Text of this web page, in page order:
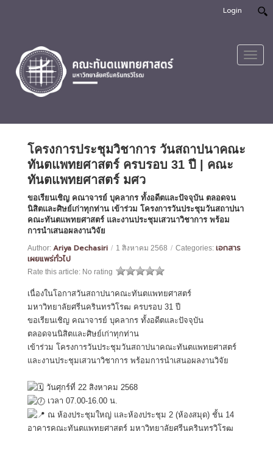
Login
โครงการประชุมวิชาการ วันสถาปนาคณะ
ทันตแพทยศาสตร์ ครบรอบ 31 ปี | คณะ
ทันตแพทยศาสตร์ มศว
ขอเรียนเชิญ คณาจารย์ บุคลากร ทั้งอดีตและปัจจุบัน ตลอดจน
นิสิตและศิษย์เก่าทุกท่าน เข้าร่วม โครงการวันประชุมวันสถาปนา
คณะทันตแพทยศาสตร์ และงานประชุมเสวนาวิชาการ พร้อม
การนำเสนอผลงานวิจัย
Author: Ariya Dechasiri / 1 สิงหาคม 2568 / Categories: เอกสาร
เผยแพร่ทั่วไป
Rate this article: No rating
เนื่องในโอกาสวันสถาปนาคณะทันตแพทยศาสตร์
มหาวิทยาลัยศรีนครินทรวิโรฒ ครบรอบ 31 ปี
ขอเรียนเชิญ คณาจารย์ บุคลากร ทั้งอดีตและปัจจุบัน
ตลอดจนนิสิตและศิษย์เก่าทุกท่าน
เข้าร่วม โครงการวันประชุมวันสถาปนาคณะทันตแพทยศาสตร์
และงานประชุมเสวนาวิชาการ พร้อมการนำเสนอผลงานวิจัย
วันศุกร์ที่ 22 สิงหาคม 2568
เวลา 07.00-16.00 น.
ณ ห้องประชุมใหญ่ และห้องประชุม 2 (ห้องสมุด) ชั้น 14
อาคารคณะทันตแพทยศาสตร์ มหาวิทยาลัยศรีนครินทรวิโรฒ